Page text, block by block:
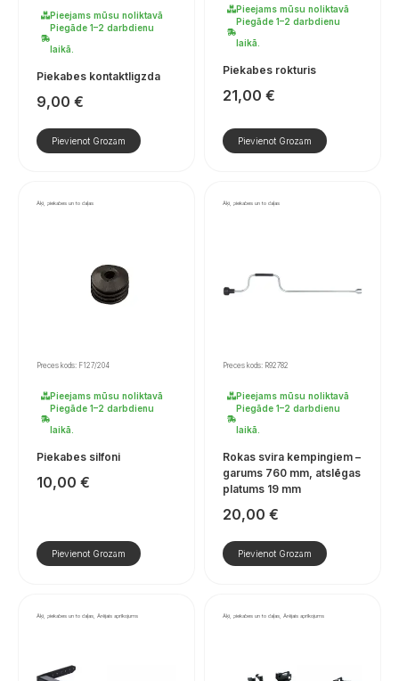
Pieejams mūsu noliktavā
Piegāde 1–2 darbdienu
laikā.
Piekabes kontaktligzda
9,00 €
Pievienot Grozam
Pieejams mūsu noliktavā
Piegāde 1–2 darbdienu
laikā.
Piekabes rokturis
21,00 €
Pievienot Grozam
Āķi, piekabes un to daļas
Preces kods: F127/204
Pieejams mūsu noliktavā
Piegāde 1–2 darbdienu
laikā.
Piekabes silfoni
10,00 €
Pievienot Grozam
Āķi, piekabes un to daļas
Preces kods: R92782
Pieejams mūsu noliktavā
Piegāde 1–2 darbdienu
laikā.
Rokas svira kempingiem –
garums 760 mm, atslēgas
platums 19 mm
20,00 €
Pievienot Grozam
Āķi, piekabes un to daļas, Ārējais aprīkojums Āķi, piekabes un to daļas, Ārējais aprīkojums